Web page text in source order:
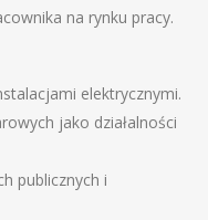
na rynku pracy.
elektrycznymi.
jako działalności
publicznych i